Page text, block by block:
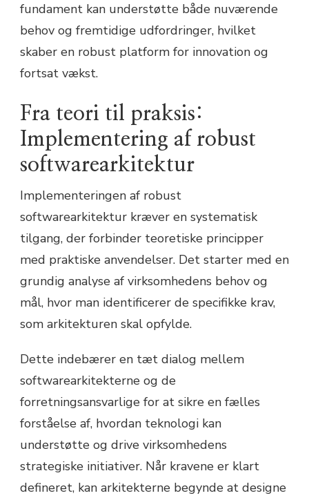
fundament kan understøtte både nuværende
behov og fremtidige udfordringer, hvilket
skaber en robust platform for innovation og
fortsat vækst.
Fra teori til praksis:
Implementering af robust
softwarearkitektur
Implementeringen af robust
softwarearkitektur kræver en systematisk
tilgang, der forbinder teoretiske principper
med praktiske anvendelser. Det starter med en
grundig analyse af virksomhedens behov og
mål, hvor man identificerer de specifikke krav,
som arkitekturen skal opfylde.
Dette indebærer en tæt dialog mellem
softwarearkitekterne og de
forretningsansvarlige for at sikre en fælles
forståelse af, hvordan teknologi kan
understøtte og drive virksomhedens
strategiske initiativer. Når kravene er klart
defineret, kan arkitekterne begynde at designe